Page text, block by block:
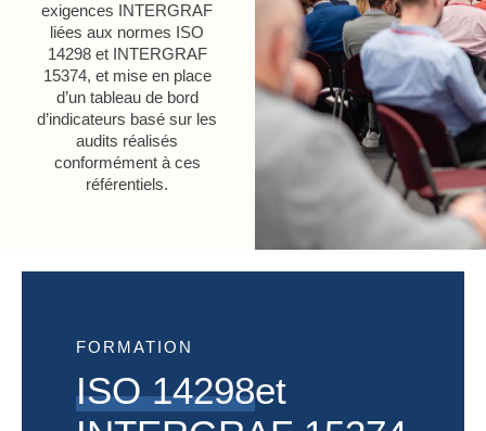
exigences INTERGRAF
liées aux normes ISO
14298 et INTERGRAF
15374, et mise en place
d’un tableau de bord
d’indicateurs basé sur les
audits réalisés
conformément à ces
référentiels.
FORMATION
ISO 14298et